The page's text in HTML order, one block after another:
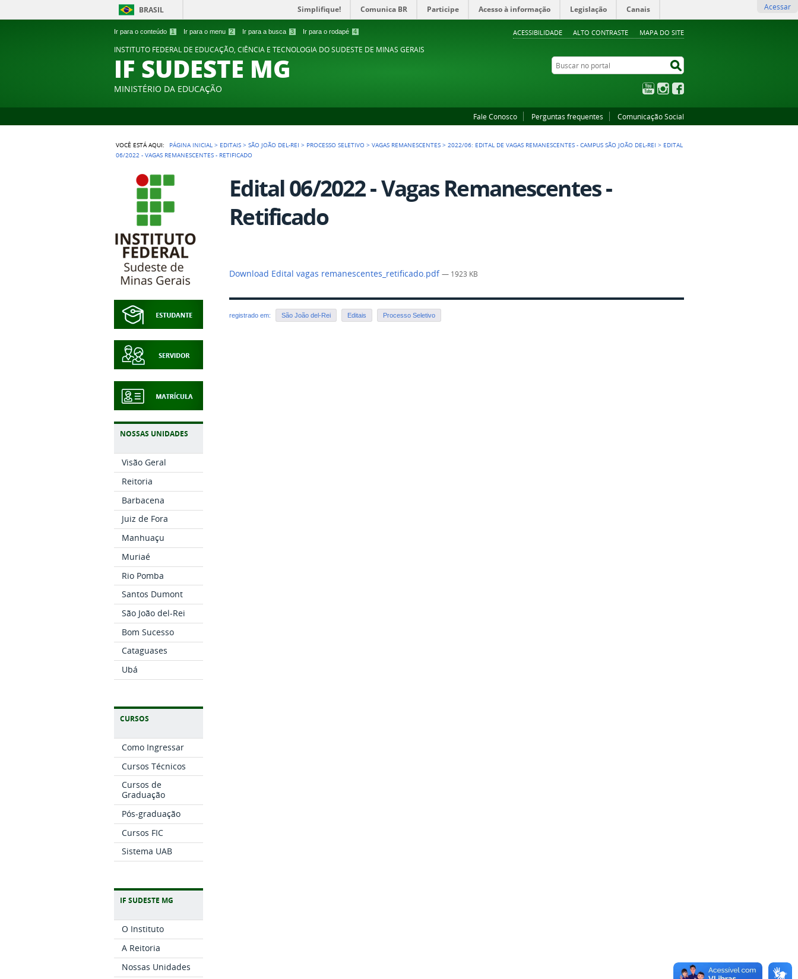
Ir para o conteúdo 1 Ir para o menu 2 Ir para a busca 3 Ir para o rodapé 4 ACESSIBILIDADE ALTO CONTRASTE MAPA DO SITE
BRASIL Simplifique! Comunica BR Participe Acesso à informação Legislação Canais Acessar
INSTITUTO FEDERAL DE EDUCAÇÃO, CIÊNCIA E TECNOLOGIA DO SUDESTE DE MINAS GERAIS
IF SUDESTE MG
MINISTÉRIO DA EDUCAÇÃO
Buscar no portal
YouTubeInstagram
Fale Conosco Perguntas frequentes Comunicação Social
VOCÊ ESTÁ AQUI: PÁGINA INICIAL > EDITAIS >SÃO JOÃO DEL-REI > PROCESSO SELETIVO >VAGAS REMANESCENTES >2022/06: EDITAL DE VAGAS REMANESCENTES - CAMPUS SÃO JOÃO DEL-REI > EDITAL
06/2022 - VAGAS REMANESCENTES - RETIFICADO
NOSSAS UNIDADES
Visão Geral
Reitoria
Barbacena
Juiz de Fora
Manhuaçu
Muriaé
Rio Pomba
Santos Dumont
São João del-Rei
Bom Sucesso
Cataguases
Ubá
CURSOS
Como Ingressar
Cursos Técnicos
Cursos de
Graduação
Pós-graduação
Cursos FIC
Sistema UAB
IF SUDESTE MG
O Instituto
A Reitoria
Nossas Unidades
Edital 06/2022 - Vagas Remanescentes -
Retificado
Download Edital vagas remanescentes_retificado.pdf— 1923 KB
registrado em: São João del-Rei Editais Processo Seletivo